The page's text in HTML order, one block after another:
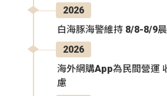
2026
白海豚海警維持 8/8-8/9
2026
海外網購App為民間營運
慮